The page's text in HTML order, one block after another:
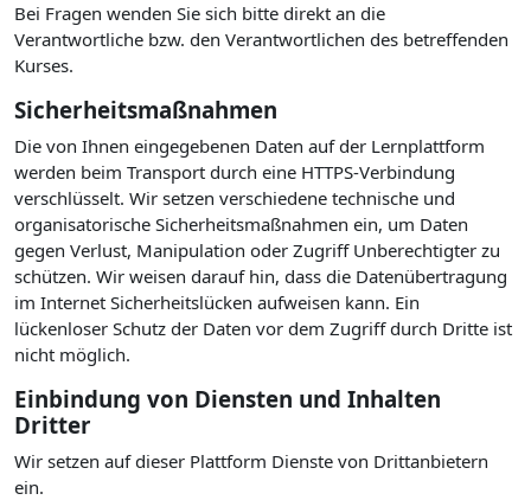
Bei Fragen wenden Sie sich bitte direkt an die
Verantwortliche bzw. den Verantwortlichen des betreffenden
Kurses.
Sicherheitsmaßnahmen
Die von Ihnen eingegebenen Daten auf der Lernplattform
werden beim Transport durch eine HTTPS-Verbindung
verschlüsselt. Wir setzen verschiedene technische und
organisatorische Sicherheitsmaßnahmen ein, um Daten
gegen Verlust, Manipulation oder Zugriff Unberechtigter zu
schützen. Wir weisen darauf hin, dass die Datenübertragung
im Internet Sicherheitslücken aufweisen kann. Ein
lückenloser Schutz der Daten vor dem Zugriff durch Dritte ist
nicht möglich.
Einbindung von Diensten und Inhalten
Dritter
Wir setzen auf dieser Plattform Dienste von Drittanbietern
ein.